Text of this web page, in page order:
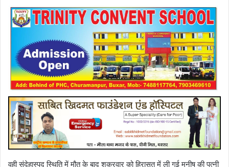
वही संदेहास्पद स्थिति में मौत के बाद शुक्रवार को हिरासत में ली गई मनीष की पत्नी